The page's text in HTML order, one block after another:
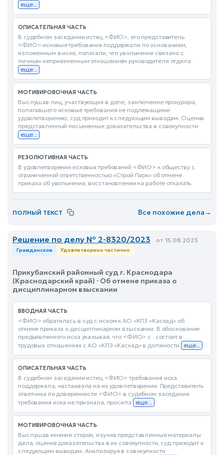
еще...
ОПИСАТЕЛЬНАЯ ЧАСТЬ
В судебном заседании истец <ФИО>, его представитель
<ФИО> исковые требования поддержали по основаниям,
изложенным в иске, полагали, что увольнение связано с
личным неприязненным отношением руководителя отдела
еще...
МОТИВИРОВОЧНАЯ ЧАСТЬ
Выслушав лиц, участвующих в деле, заключение прокурора,
полагавшего исковые требования не подлежащими
удовлетворению, суд приходит к следующим выводам. Оценив
представленный письменные доказательства в совокупности
еще...
РЕЗОЛЮТИВНАЯ ЧАСТЬ
В удовлетворении исковых требований <ФИО> к обществу с
ограниченной ответственностью «Строй Парк» об отмене
приказа об увольнении, восстановлении на работе отказать
ПОЛНЫЙ ТЕКСТ Все похожие дела→
Решение по делу № 2-8320/2023 от 15.08.2023
Гражданское Удовлетворено частично
Прикубанский районный суд г. Краснодара
(Краснодарский край) · Об отмене приказа о
дисциплинарном взыскании
ВВОДНАЯ ЧАСТЬ
<ФИО> обратилась в суд с иском к АО «КПЗ «Каскад» об
отмене приказа о дисциплинарном взыскании. В обоснование
предъявленного иска указывая, что <ФИО> с . состоит в
трудовых отношениях с АО «КПЗ «Каскад» в должности
еще...
ОПИСАТЕЛЬНАЯ ЧАСТЬ
В судебном заседании истец <ФИО> требования иска
поддержала, настаивала на их удовлетворении. Представитель
ответчика по доверенности <ФИО> в судебном заседании
требования иска не признала, просила
еще...
МОТИВИРОВОЧНАЯ ЧАСТЬ
Выслушав мнения сторон, изучив представленные материалы
дела, оценив доказательства в их совокупности, суд приходит к
следующим выводам. Анализируя в совокупности